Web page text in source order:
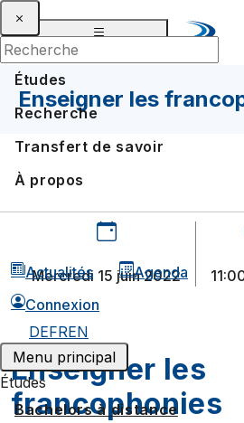
Études
Recherche
Transfert de savoir
À propos
Actualités
Agenda
Connexion
DEFREN
Menu principal
Études
Bachelors à distance
Enseigner les
mercredi 15 juin 2022
Enseigner les
francophonies